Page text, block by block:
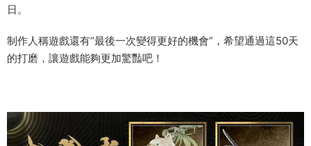
日。
制作人稱遊戲還有“最後一次變得更好的機會”，希望通過這50天
的打磨，讓遊戲能夠更加驚豔吧！